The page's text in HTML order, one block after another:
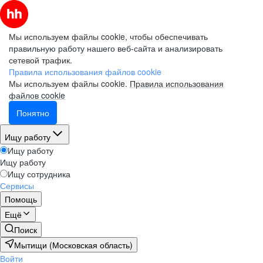
Мы используем файлы cookie, чтобы обеспечивать
правильную работу нашего веб-сайта и анализировать
сетевой трафик.
Правила использования файлов cookie
Мы используем файлы cookie. Правила использования
файлов cookie
Понятно
Ищу работу
Ищу работу
Ищу работу
Ищу сотрудника
Сервисы
Помощь
Ещё
Поиск
Мытищи (Московская область)
Войти